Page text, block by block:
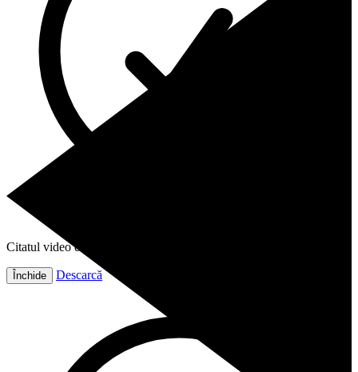
Citatul video este gata!
Închide Descarcă